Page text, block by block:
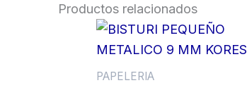
Productos relacionados
PAPELERIA